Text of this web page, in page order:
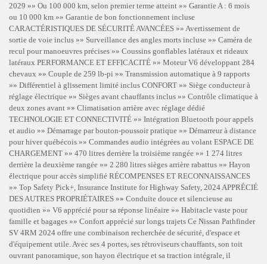
2029 »» Ou 100 000 km, selon premier terme atteint »» Garantie A : 6 mois
ou 10 000 km »» Garantie de bon fonctionnement incluse
CARACTÉRISTIQUES DE SÉCURITÉ AVANCÉES »» Avertissement de
sortie de voie inclus »» Surveillance des angles morts incluse »» Caméra de
recul pour manoeuvres précises »» Coussins gonflables latéraux et rideaux
latéraux PERFORMANCE ET EFFICACITÉ »» Moteur V6 développant 284
chevaux »» Couple de 259 lb-pi »» Transmission automatique à 9 rapports
»» Différentiel à glissement limité inclus CONFORT »» Siège conducteur à
réglage électrique »» Sièges avant chauffants inclus »» Contrôle climatique à
deux zones avant »» Climatisation arrière avec réglage dédié
TECHNOLOGIE ET CONNECTIVITÉ »» Intégration Bluetooth pour appels
et audio »» Démarrage par bouton-poussoir pratique »» Démarreur à distance
pour hiver québécois »» Commandes audio intégrées au volant ESPACE DE
CHARGEMENT »» 470 litres derrière la troisième rangée »» 1 274 litres
derrière la deuxième rangée »» 2 280 litres sièges arrière rabattus »» Hayon
électrique pour accès simplifié RÉCOMPENSES ET RECONNAISSANCES
»» Top Safety Pick+, Insurance Institute for Highway Safety, 2024 APPRÉCIÉ
DES AUTRES PROPRIÉTAIRES »» Conduite douce et silencieuse au
quotidien »» V6 apprécié pour sa réponse linéaire »» Habitacle vaste pour
famille et bagages »» Confort apprécié sur longs trajets Ce Nissan Pathfinder
SV 4RM 2024 offre une combinaison recherchée de sécurité, d'espace et
d'équipement utile. Avec ses 4 portes, ses rétroviseurs chauffants, son toit
ouvrant panoramique, son hayon électrique et sa traction intégrale, il